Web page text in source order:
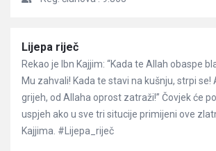
Članci
Lijepa riječ
Rekao je Ibn Kajjim: “Kada te Allah obaspe
Mu zahvali! Kada te stavi na kušnju, strpi se!
grijeh, od Allaha oprost zatraži!” Čovjek će
uspjeh ako u sve tri situcije primijeni ove
Kajjima. #Lijepa_riječ